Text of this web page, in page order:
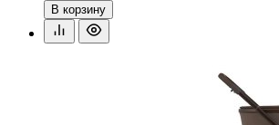
В корзину